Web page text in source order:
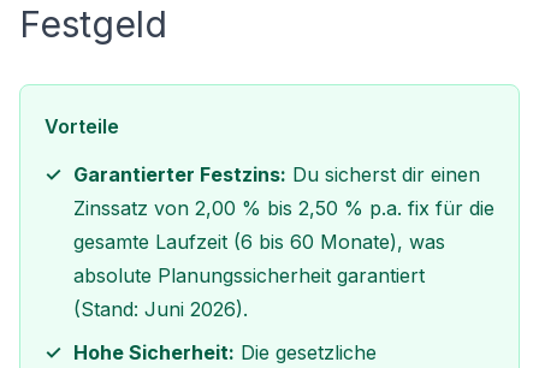
Festgeld
Vorteile
Garantierter Festzins: Du sicherst dir einen
Zinssatz von 2,00 % bis 2,50 % p.a. fix für die
gesamte Laufzeit (6 bis 60 Monate), was
absolute Planungssicherheit garantiert
(Stand: Juni 2026).
Hohe Sicherheit: Die gesetzliche